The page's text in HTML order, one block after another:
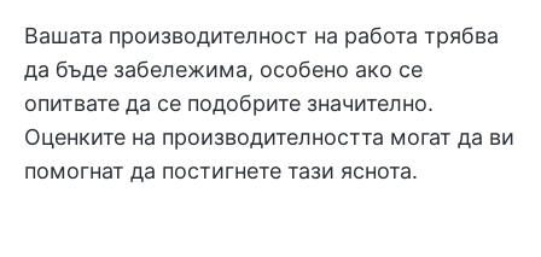
Вашата производителност на работа трябва
да бъде забележима, особено ако се
опитвате да се подобрите значително.
Оценките на производителността могат да ви
помогнат да постигнете тази яснота.